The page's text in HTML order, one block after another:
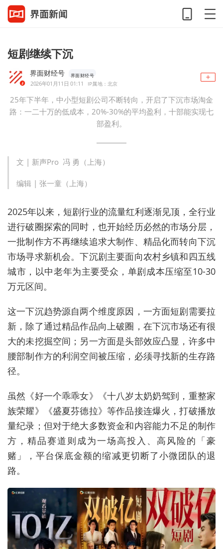
短剧继续下沉
界面财经号 界面财经号
2026年01月11日 01:11 IP属地：北京
25年下半年，中小型短剧公司不断转向，开启了下沉市场淘金
路：一二十万的低成本，20%-30%的平均盈利，十部能实现七
部盈利。
文 | 新声Pro 冯 勇（上海）
编辑 | 张一童（上海）
2025年以来，短剧行业的流量红利逐渐见顶，全行业
进行破圈探索的同时，也开始经历必然的市场分层，
一批制作方不再继续追求大制作、精品化而转向下沉
市场寻求新机会。下沉剧主要面向农村乡镇和四五线
城市，以中老年为主要受众，单剧成本压缩至10-30
万元区间。
这一下沉趋势源自两个维度原因，一方面短剧需要拉
新，除了通过精品作品向上破圈，在下沉市场还有很
大的未挖掘空间；另一方面是头部效应凸显，许多中
腰部制作方的利润空间被压缩，必须寻找新的生存路
径。
虽然《好一个乖乖女》《十八岁太奶奶驾到，重整家
族荣耀》《盛夏芬德拉》等作品接连爆火，打破播放
量纪录；但对于绝大多数资金和内容能力不足的制作
方，精品赛道则成为一场高投入、高风险的「豪
赌」，平台保底金额的缩减更切断了小微团队的退
路。